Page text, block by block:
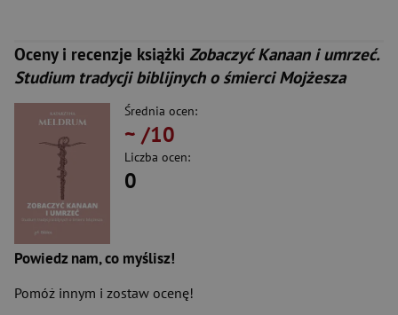
Oceny i recenzje książki Zobaczyć Kanaan i umrzeć.
Studium tradycji biblijnych o śmierci Mojżesza
Średnia ocen:
~ /10
Liczba ocen:
0
Powiedz nam, co myślisz!
Pomóż innym i zostaw ocenę!